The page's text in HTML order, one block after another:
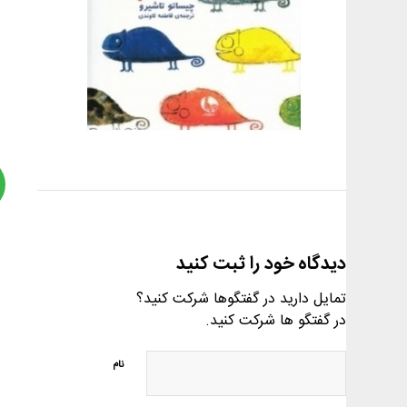
دیدگاه خود را ثبت کنید
تمایل دارید در گفتگوها شرکت کنید؟
در گفتگو ها شرکت کنید.
نام